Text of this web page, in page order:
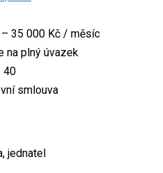
35 000 Kč / měsíc
na plný úvazek
40
smlouva
jednatel